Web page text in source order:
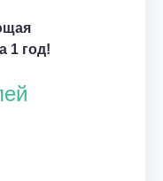
1 год!